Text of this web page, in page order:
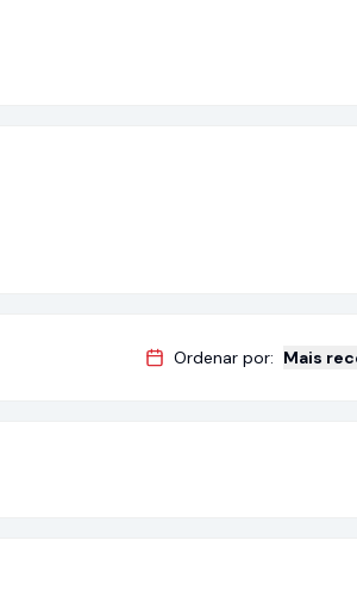
Ordenar por: Mais